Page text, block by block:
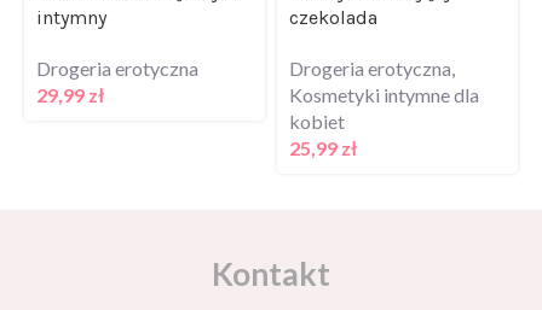
intymny
Drogeria erotyczna
29,99 zł
czekolada
Drogeria erotyczna
Kosmetyki intymne dla
kobiet
25,99 zł
Kontakt